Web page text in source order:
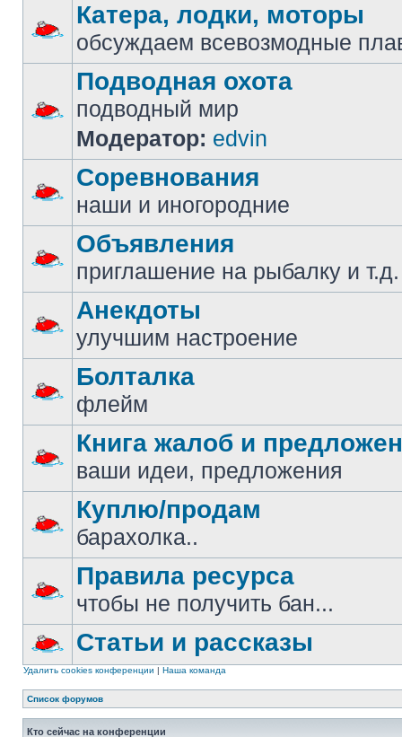
Катера, лодки, моторы
обсуждаем всевозмодные
Подводная охота
подводный мир
Модератор: edvin
Соревнования
наши и иногородние
Объявления
приглашение на рыбалку и т.д.
Анекдоты
улучшим настроение
Болталка
флейм
Книга жалоб и
ваши идеи, предложения
Куплю/продам
барахолка..
Правила ресурса
чтобы не получить бан...
Статьи и рассказы
Удалить cookies конференции | Наша команда
Список форумов
Кто сейчас на конференции